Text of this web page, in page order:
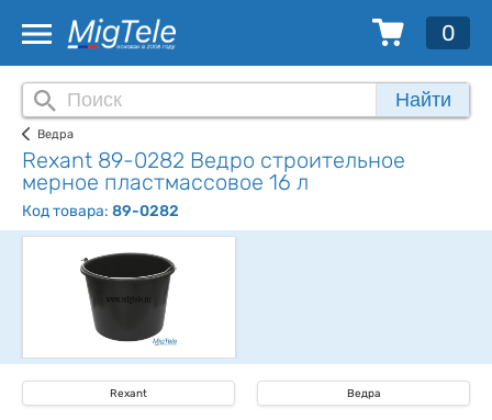
0
Найти
Ведра
Rexant 89-0282 Ведро строительное
мерное пластмассовое 16 л
Код товара: 89-0282
Rexant Ведра